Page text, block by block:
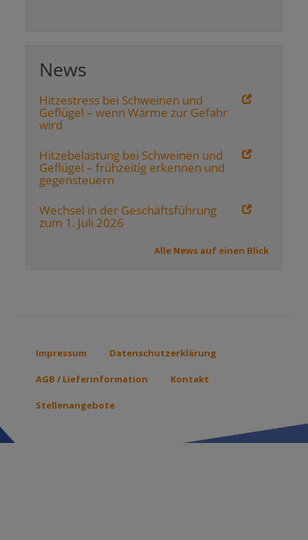
News
Hitzestress bei Schweinen und
Geflügel – wenn Wärme zur Gefahr
wird
Hitzebelastung bei Schweinen und
Geflügel – frühzeitig erkennen und
gegensteuern
Wechsel in der Geschäftsführung
zum 1. Juli 2026
Alle News auf einen Blick
Footer
menu
Impressum Datenschutzerklärung
AGB / Lieferinformation Kontakt
Stellenangebote